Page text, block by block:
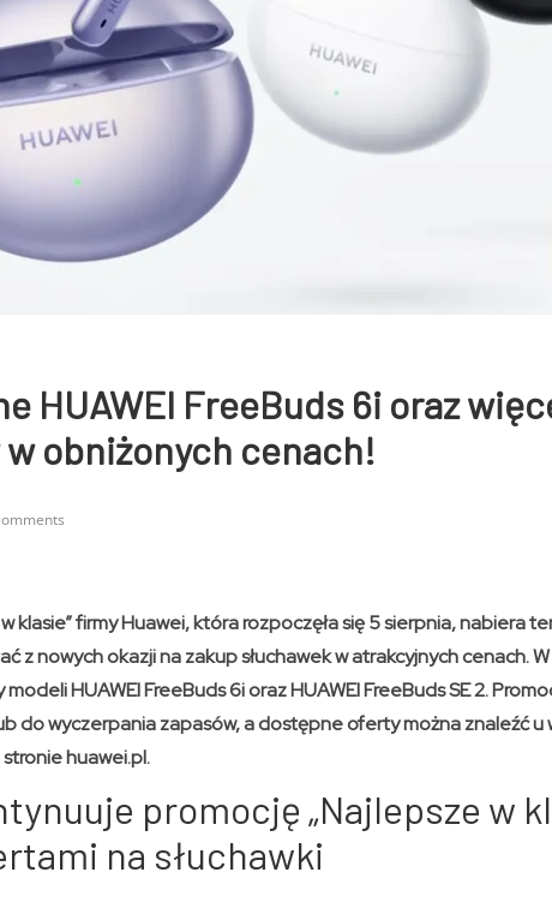
HUAWEI FreeBuds 6i oraz
obniżonych cenach!
klasie” firmy Huawei, która rozpoczęła się 5 sierpnia, nabiera
z nowych okazji na zakup słuchawek w atrakcyjnych cenach.
HUAWEI FreeBuds 6i oraz HUAWEI FreeBuds SE 2.
do wyczerpania zapasów, a dostępne oferty można znaleźć u
huawei.pl.
promocję „Najlepsze w
na słuchawki